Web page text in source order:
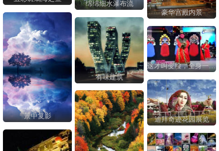
绵绵细水瀑布流
豪华宫殿内景
景中复影
有味建筑
这才叫变脸，全身一块变
迪拜奇迹花园展览